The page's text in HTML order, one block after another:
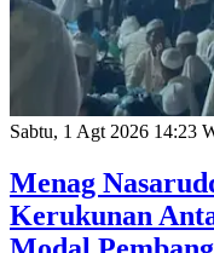
Sabtu, 1 Agt 2026 14:23
Menag
Kerukunan